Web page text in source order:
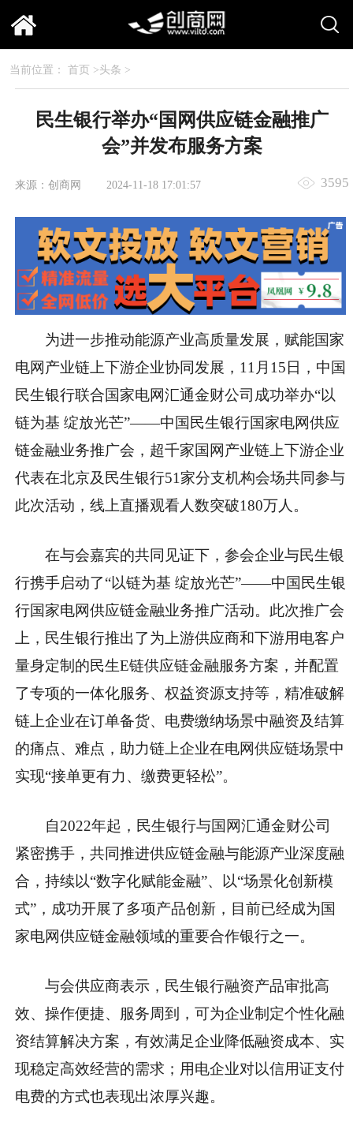
当前位置： 首页 >头条 >
民生银行举办“国网供应链金融推广
会”并发布服务方案
来源：创商网 2024-11-18 17:01:57 3595
为进一步推动能源产业高质量发展，赋能国家
电网产业链上下游企业协同发展，11月15日， 中国
民生银行联合国家电网汇通金财公司成功举办“以
链为基 绽放光芒”——中国民生银行国家电网供应
链金融业务推广会，超千家国网产业链上下游企业
代表在北京及民生银行51家分支机构会场共同参与
此次活动，线上直播观看人数突破180万人。
在与会嘉宾的共同见证下，参会企业与民生银
行携手启动了“以链为基 绽放光芒”——中国民生银
行国家电网供应链金融业务推广活动。此次推广会
上，民生银行推出了为上游供应商和下游用电客户
量身定制的民生E链供应链金融服务方案，并配置
了专项的一体化服务、权益资源支持等，精准破解
链上企业在订单备货、电费缴纳场景中融资及结算
的痛点、难点，助力链上企业在电网供应链场景中
实现“接单更有力、缴费更轻松”。
自2022年起，民生银行与国网汇通金财公司
紧密携手，共同推进供应链金融与能源产业深度融
合，持续以“数字化赋能金融”、以“场景化创新模
式”，成功开展了多项产品创新，目前已经成为国
家电网供应链金融领域的重要合作银行之一。
与会供应商表示，民生银行融资产品审批高
效、操作便捷、服务周到，可为企业制定个性化融
资结算解决方案，有效满足企业降低融资成本、实
现稳定高效经营的需求；用电企业对以信用证支付
电费的方式也表现出浓厚兴趣。